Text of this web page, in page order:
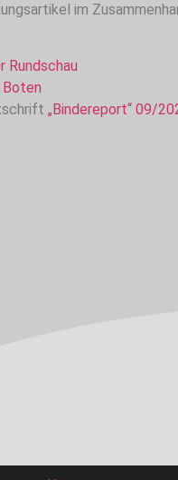
im
Rundschau
Boten
„Bindereport“ 09/